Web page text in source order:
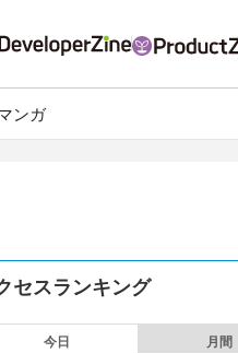
ンガ
セスランキング
今日 月間